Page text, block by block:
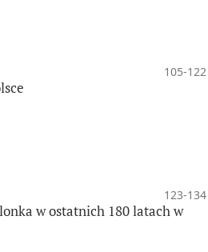
105-122
123-134
w ostatnich 180 latach w